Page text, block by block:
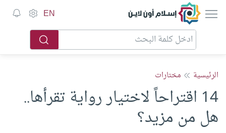
إسلام أون لاين EN
الرئيسية مختارات
14 اقتراحاً لاختيار رواية تقرأها..
هل من مزيد؟